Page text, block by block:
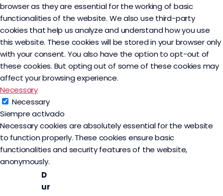
browser as they are essential for the working of basic
functionalities of the website. We also use third-party
cookies that help us analyze and understand how you use
this website. These cookies will be stored in your browser only
with your consent. You also have the option to opt-out of
these cookies. But opting out of some of these cookies may
affect your browsing experience.
Necessary
Necessary
Siempre activado
Necessary cookies are absolutely essential for the website
to function properly. These cookies ensure basic
functionalities and security features of the website,
anonymously.
D
ur